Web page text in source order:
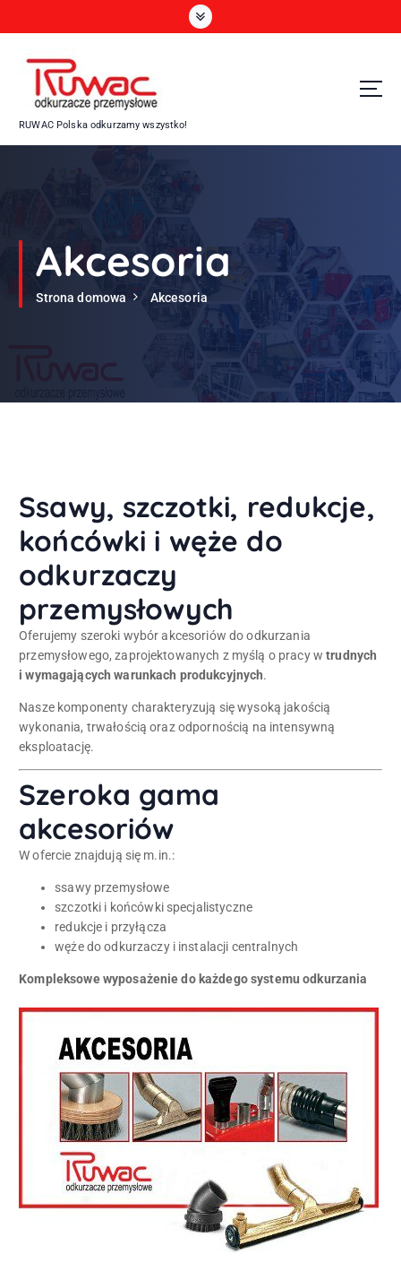
d
RUWAC Polska odkurzamy wszystko!
Akcesoria
Strona domowa Akcesoria
Ssawy, szczotki, redukcje,
końcówki i węże do
odkurzaczy
przemysłowych
Oferujemy szeroki wybór akcesoriów do odkurzania
przemysłowego, zaprojektowanych z myślą o pracy wtrudnych
i wymagających warunkach produkcyjnych.
Nasze komponenty charakteryzują się wysoką jakością
wykonania, trwałością oraz odpornością na intensywną
eksploatację.
Szeroka gama
akcesoriów
W ofercie znajdują się m.in.:
ssawy przemysłowe
szczotki i końcówki specjalistyczne
redukcje i przyłącza
węże do odkurzaczy i instalacji centralnych
Kompleksowe wyposażenie do każdego systemu odkurzania